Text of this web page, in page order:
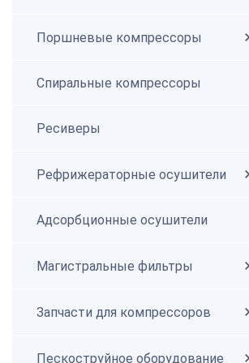
Спиральные компрессоры
Поршневые компрессоры
Спиральные компрессоры
Ресиверы
Рефрижераторные осушители
Адсорбционные осушители
Магистральные фильтры
Запчасти для компрессоров
Пескоструйное оборудование